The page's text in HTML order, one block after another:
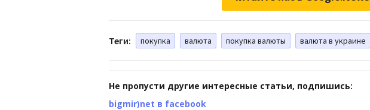
Теги: покупка валюта покупка валюты валюта в украине
Не пропусти другие интересные статьи, подпишись:
bigmir)net в facebook